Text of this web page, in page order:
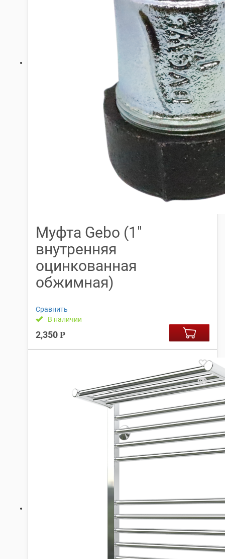
Муфта Gebo (1″
внутренняя
оцинкованная
обжимная)
Сравнить
В наличии
2,350 Р